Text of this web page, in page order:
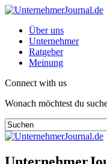
Über uns
Unternehmer
Ratgeber
Meinung
Connect with us
Wonach möchtest du